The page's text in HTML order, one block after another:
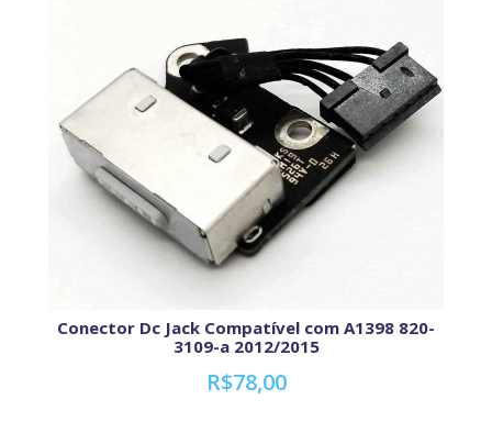
Conector Dc Jack Compatível com A1398 820-
3109-a 2012/2015
R$78,00